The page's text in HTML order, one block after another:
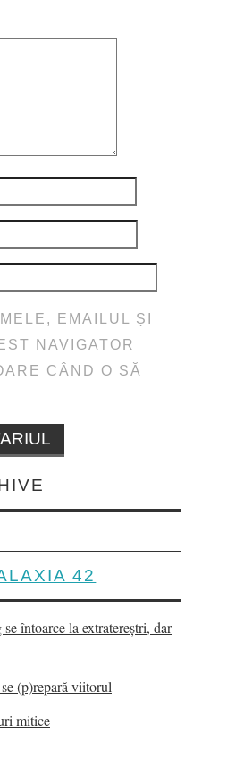
EMAILUL ȘI
NAVIGATOR
CÂND O SĂ
42
întoarce la extratereștri, dar
(p)repară viitorul
mitice